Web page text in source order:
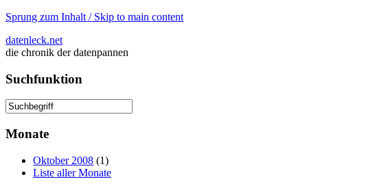
Sprung zum Inhalt / Skip to main content
datenleck.net
die chronik der datenpannen
Suchfunktion
Monate
Oktober 2008 (1)
Liste aller Monate